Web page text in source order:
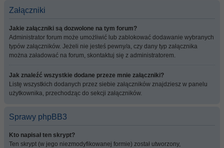
Załączniki
Jakie załączniki są dozwolone na tym forum?
Administrator forum może umożliwić lub zablokować dodawanie wybranych
typów załączników. Jeżeli nie jesteś pewny/a, czy dany typ załącznika
można załadować na forum, skontaktuj się z administratorem.
Jak znaleźć wszystkie dodane przeze mnie załączniki?
Listę wszystkich dodanych przez siebie załączników znajdziesz w panelu
użytkownika, przechodząc do sekcji załączników.
Sprawy phpBB3
Kto napisał ten skrypt?
Ten skrypt (w jego niezmodyfikowanej formie) został utworzony,